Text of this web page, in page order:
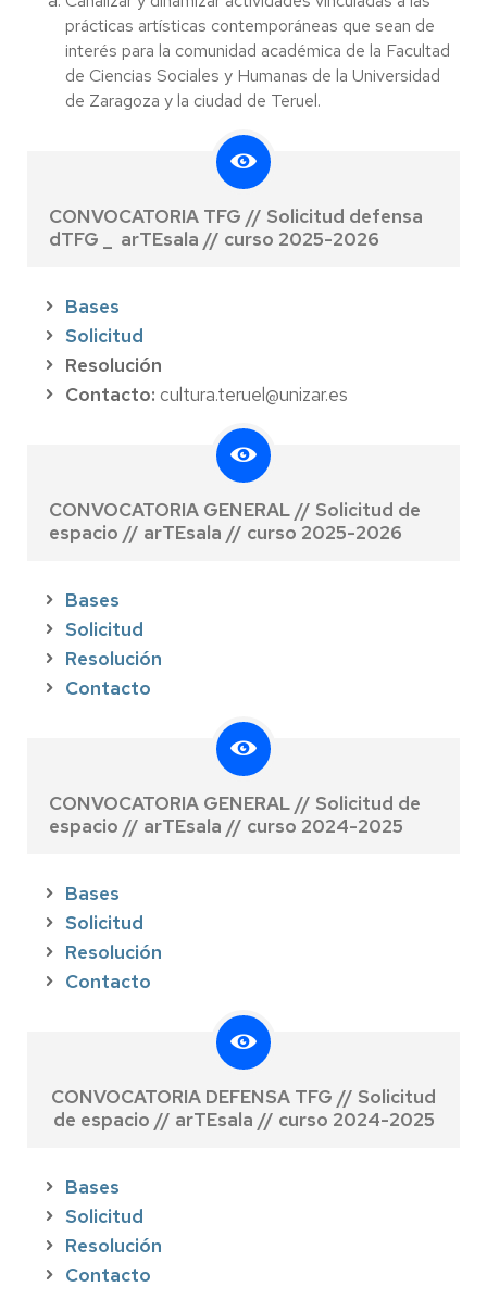
prácticas artísticas contemporáneas que sean de
interés para la comunidad académica de la Facultad
de Ciencias Sociales y Humanas de la Universidad
de Zaragoza y la ciudad de Teruel.
CONVOCATORIA TFG // Solicitud defensa
dTFG _ arTEsala // curso 2025-2026
Bases
Solicitud
Resolución
Contacto: cultura.teruel@unizar.es
CONVOCATORIA GENERAL // Solicitud de
espacio // arTEsala // curso 2025-2026
Bases
Solicitud
Resolución
Contacto
CONVOCATORIA GENERAL // Solicitud de
espacio // arTEsala // curso 2024-2025
Bases
Solicitud
Resolución
Contacto
CONVOCATORIA DEFENSA TFG // Solicitud
de espacio // arTEsala // curso 2024-2025
Bases
Solicitud
Resolución
Contacto